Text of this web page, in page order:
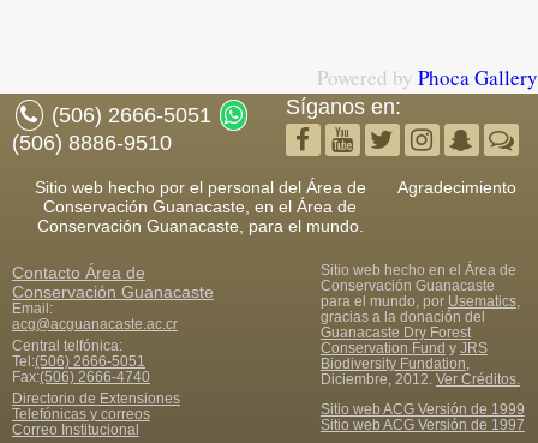
Powered by Phoca Gallery
(506) 2666-5051
(506) 8886-9510
Síganos en:
Sitio web hecho por el personal del Área de
Conservación Guanacaste, en el Área de
Conservación Guanacaste, para el mundo.
Agradecimiento
Contacto Área de
Conservación Guanacaste
Email:
acg@acguanacaste.ac.cr
Central telfónica:
Tel:(506) 2666-5051
Fax:(506) 2666-4740
Directorio de Extensiones
Telefónicas y correos
Correo Institucional
Sitio web hecho en el Área de
Conservación Guanacaste
para el mundo, por Usematics,
gracias a la donación del
Guanacaste Dry Forest
Conservation Fund y JRS
Biodiversity Fundation
Diciembre, 2012. Ver Créditos.
Sitio web ACG Versión de 1999
Sitio web ACG Versión de 1997